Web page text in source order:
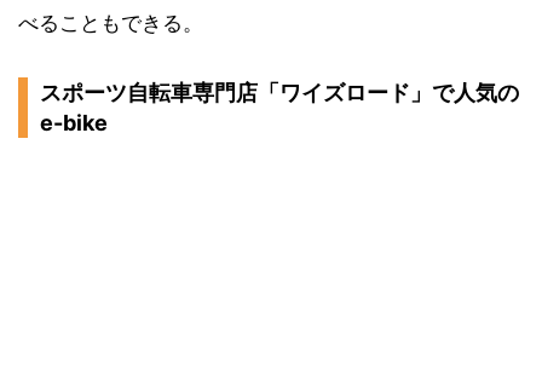
べることもできる。
スポーツ自転車専門店「ワイズロード」で人気の
e-bike